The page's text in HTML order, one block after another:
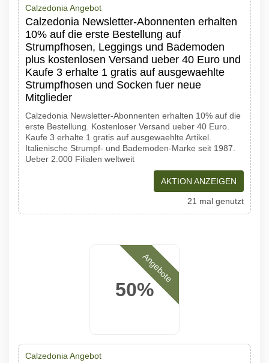
Calzedonia Angebot
Calzedonia Newsletter-Abonnenten erhalten
10% auf die erste Bestellung auf
Strumpfhosen, Leggings und Bademoden
plus kostenlosen Versand ueber 40 Euro und
Kaufe 3 erhalte 1 gratis auf ausgewaehlte
Strumpfhosen und Socken fuer neue
Mitglieder
Calzedonia Newsletter-Abonnenten erhalten 10% auf die
erste Bestellung. Kostenloser Versand ueber 40 Euro.
Kaufe 3 erhalte 1 gratis auf ausgewaehlte Artikel.
Italienische Strumpf- und Bademoden-Marke seit 1987.
Ueber 2.000 Filialen weltweit
AKTION ANZEIGEN
21 mal genutzt
50%
Angebote
Calzedonia Angebot